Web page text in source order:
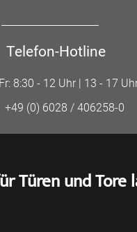
Telefon-Hotline
8:30 - 12 Uhr | 13 - 17
+49 (0) 6028 / 406258-0
Türen und Tore